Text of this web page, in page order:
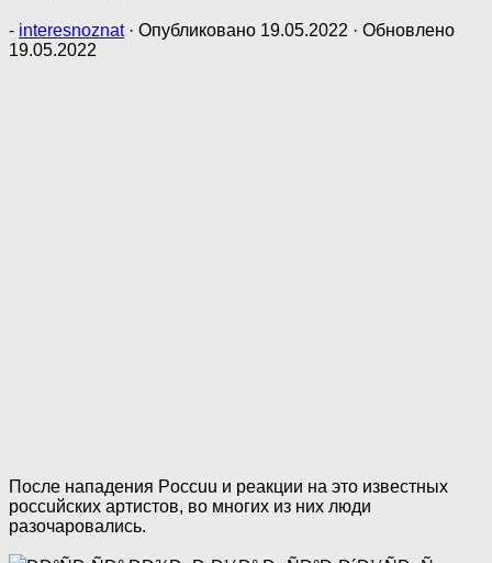
- interesnoznat · Опубликовано 19.05.2022 · Обновлено
19.05.2022
После нападения Poccuu и реакции на это известных
poccuйcкиx артистов, во многих из них люди
разочаровались.